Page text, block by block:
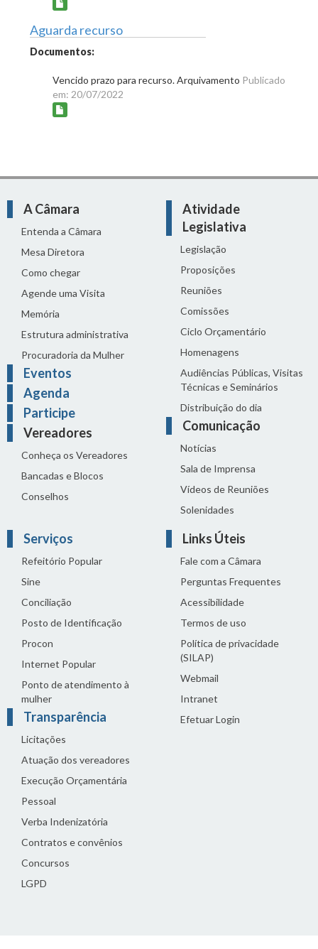
Aguarda recurso
Documentos:
Vencido prazo para recurso. Arquivamento Publicado
em: 20/07/2022
A Câmara
Entenda a Câmara
Mesa Diretora
Como chegar
Agende uma Visita
Memória
Estrutura administrativa
Procuradoria da Mulher
Eventos
Agenda
Participe
Vereadores
Conheça os Vereadores
Bancadas e Blocos
Conselhos
Atividade
Legislativa
Legislação
Proposições
Reuniões
Comissões
Ciclo Orçamentário
Homenagens
Audiências Públicas, Visitas
Técnicas e Seminários
Distribuição do dia
Comunicação
Notícias
Sala de Imprensa
Vídeos de Reuniões
Solenidades
Serviços
Refeitório Popular
Sine
Conciliação
Posto de Identificação
Procon
Internet Popular
Ponto de atendimento à
mulher
Transparência
Licitações
Atuação dos vereadores
Execução Orçamentária
Pessoal
Verba Indenizatória
Contratos e convênios
Concursos
LGPD
Links Úteis
Fale com a Câmara
Perguntas Frequentes
Acessibilidade
Termos de uso
Política de privacidade
(SILAP)
Webmail
Intranet
Efetuar Login